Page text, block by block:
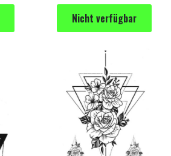
Nicht verfügbar